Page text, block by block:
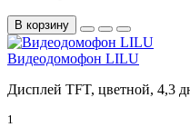
В корзину
Видеодомофон LILU
Дисплей TFT, цветной, 4,3
1